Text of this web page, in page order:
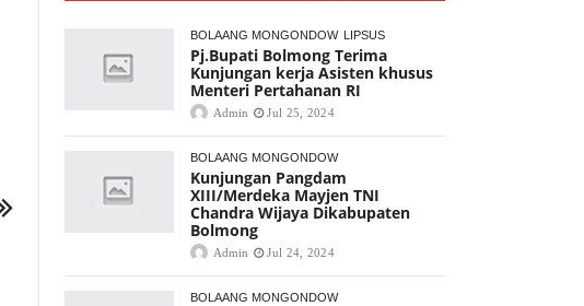
BOLAANG MONGONDOW LIPSUS
Pj.Bupati Bolmong Terima
Kunjungan kerja Asisten khusus
Menteri Pertahanan RI
Admin Jul 25, 2024
BOLAANG MONGONDOW
Kunjungan Pangdam
XIII/Merdeka Mayjen TNI
Chandra Wijaya Dikabupaten
Bolmong
Admin Jul 24, 2024
BOLAANG MONGONDOW